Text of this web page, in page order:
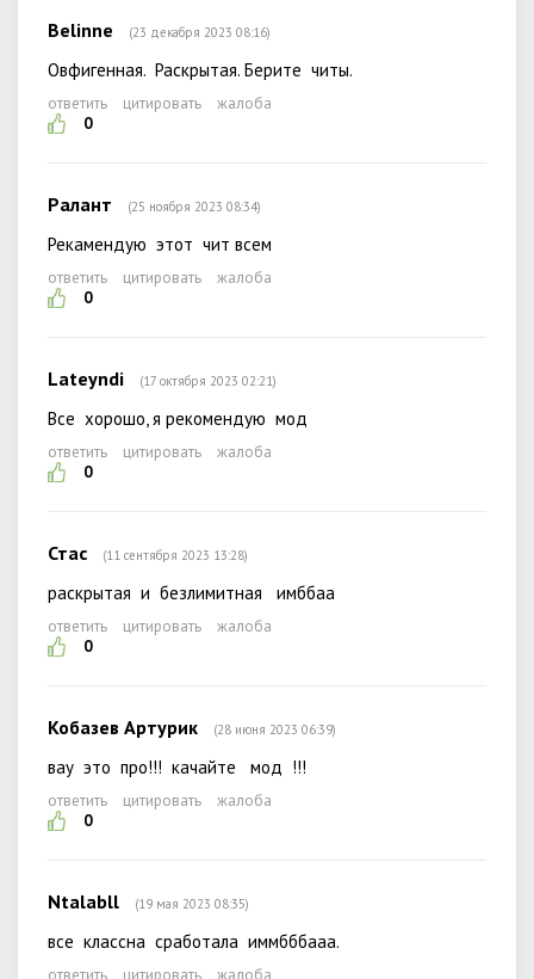
Belinne (23 декабря 2023 08:16)
Овфигенная. Раскрытая. Берите читы.
ответить цитировать
жалоба
0
Ралант (25 ноября 2023 08:34)
Рекамендую этот чит всем
ответить цитировать
жалоба
0
Lateyndi (17 октября 2023 02:21)
Все хорошо, я рекомендую мод
ответить цитировать
жалоба
0
Стас (11 сентября 2023 13:28)
раскрытая и безлимитная имббаа
ответить цитировать
жалоба
0
Кобазев Артурик (28 июня 2023 06:39)
вау это про!!! качайте мод !!!
ответить цитировать
жалоба
0
Ntalabll (19 мая 2023 08:35)
все классна сработала иммбббааа.
ответить цитировать
жалоба